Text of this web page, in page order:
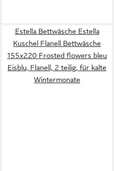
Estella Bettwäsche Estella
Kuschel Flanell Bettwäsche
155x220 Frosted flowers bleu
Eisblu, Flanell, 2 teilig, für kalte
Wintermonate